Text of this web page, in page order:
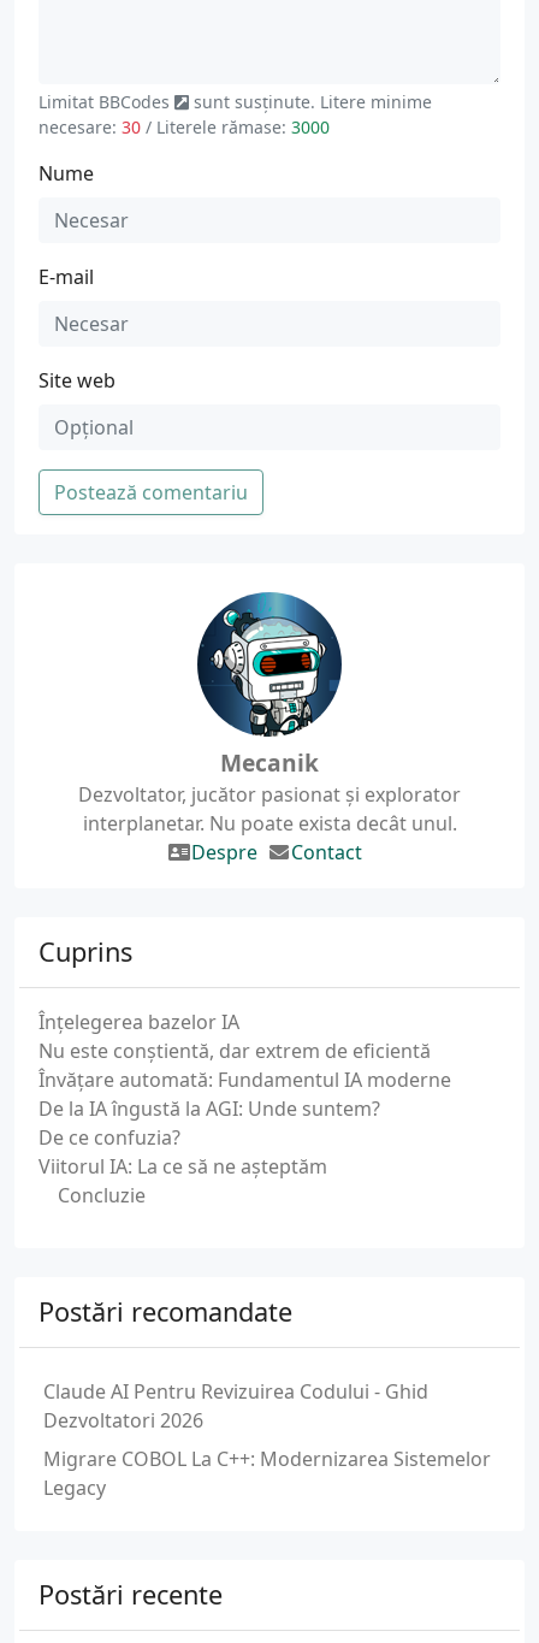
Limitat BBCodes
sunt susținute. Litere minime
necesare: 30 / Literele rămase: 3000
Nume
E-mail
Site web
Postează comentariu
Mecanik
Dezvoltator, jucător pasionat și explorator
interplanetar. Nu poate exista decât unul.
Despre
Contact
Cuprins
Înțelegerea bazelor IA
Nu este conștientă, dar extrem de eficientă
Învățare automată: Fundamentul IA moderne
De la IA îngustă la AGI: Unde suntem?
De ce confuzia?
Viitorul IA: La ce să ne așteptăm
Concluzie
Postări recomandate
Claude AI Pentru Revizuirea Codului - Ghid
Dezvoltatori 2026
Migrare COBOL La C++: Modernizarea Sistemelor
Legacy
Postări recente